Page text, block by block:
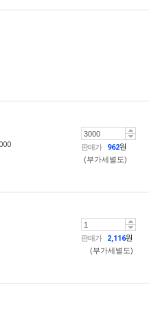
판매가 962원
(부가세별도)
판매가 2,116원
(부가세별도)